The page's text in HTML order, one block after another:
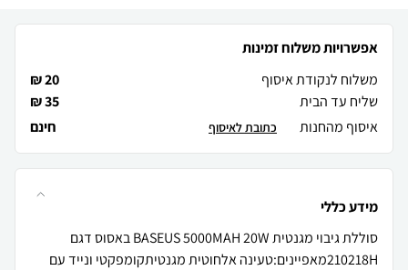
אפשרויות משלוח זמינות
משלוח לנקודת איסוף
20 ₪
שליח עד הבית
35 ₪
איסוף מהחנות
חינם כתובת לאיסוף
מידע כללי
סוללת גיבוי מגנטית BASEUS 5000MAH 20W באסוס דגם
210218Hמאפיינים:טעינה אלחוטית מגנטיתקומפקטי ונייד עם